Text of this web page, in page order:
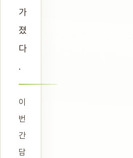
가
졌
다
.
이
번
간
담